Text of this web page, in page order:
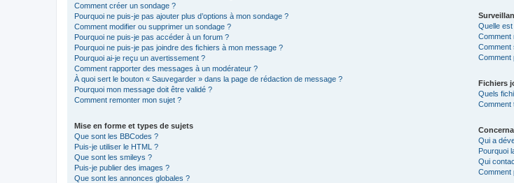
Comment créer un sondage ?
Pourquoi ne puis-je pas ajouter plus d’options à mon sondage ?
Comment modifier ou supprimer un sondage ?
Pourquoi ne puis-je pas accéder à un forum ?
Pourquoi ne puis-je pas joindre des fichiers à mon message ?
Pourquoi ai-je reçu un avertissement ?
Comment rapporter des messages à un modérateur ?
À quoi sert le bouton « Sauvegarder » dans la page de rédaction de message ?
Pourquoi mon message doit être validé ?
Comment remonter mon sujet ?
Mise en forme et types de sujets
Que sont les BBCodes ?
Puis-je utiliser le HTML ?
Que sont les smileys ?
Puis-je publier des images ?
Que sont les annonces globales ?
Quelle
Comment
Comment
Comment
Fichiers
Quels
Comment
Qui a
Pourquoi
Qui
Comment